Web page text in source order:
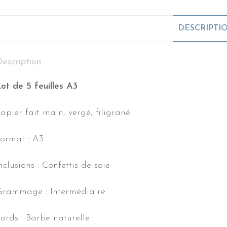
de 5 feuilles A3
fait main, vergé, filigrané
: A3
: Confettis de soie
: Intermédiaire
: Barbe naturelle